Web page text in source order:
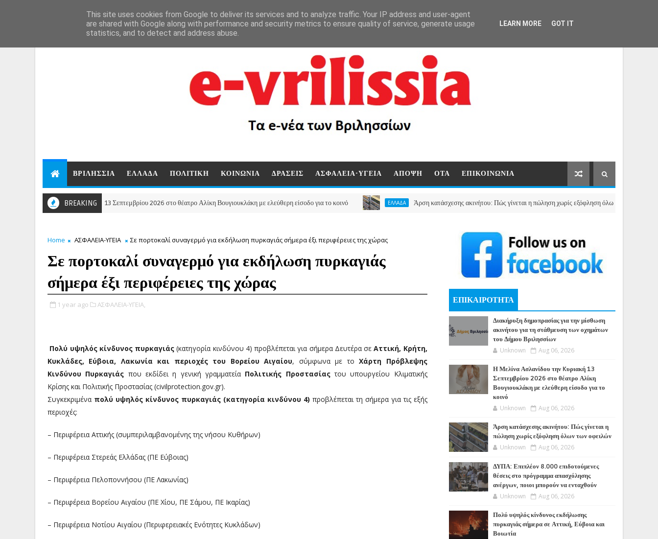
ΒΡΙΛΗΣΣΙΑ ΕΛΛΑΔΑ ΠΟΛΙΤΙΚΗ ΚΟΙΝΩΝΙΑ ΔΡΑΣΕΙΣ ΑΣΦΑΛΕΙΑ-ΥΓΕΙΑ ΑΠΟΨΗ ΟΤΑ ΕΠΙΚΟΙΝΩΝΙΑ
BREAKING
Ασλανίδου την Kυριακή 13 Σεπτεμβρίου 2026 στο θέατρο Αλίκη Βουγιουκλάκη με ελεύθερη είσοδο για το κοινό ΕΛΛΑΔΑ Άρση κατάσχεσης ακινήτου: Πώς γίνεται η πώληση χωρίς εξόφληση όλων των οφειλών
Home ΑΣΦΑΛΕΙΑ-ΥΓΕΙΑ Σε πορτοκαλί συναγερμό για εκδήλωση πυρκαγιάς σήμερα έξι περιφέρειες της χώρας
Σε πορτοκαλί συναγερμό για εκδήλωση πυρκαγιάς
σήμερα έξι περιφέρειες της χώρας
1 year ago ΑΣΦΑΛΕΙΑ-ΥΓΕΙΑ,
Πολύ υψηλός κίνδυνος πυρκαγιάς(κατηγορία κινδύνου 4) προβλέπεται για σήμερα Δευτέρα σε Αττική, Κρήτη,
Κυκλάδες, Εύβοια, Λακωνία και περιοχές του Βορείου Αιγαίου, σύμφωνα με τοΧάρτη Πρόβλεψης
Κινδύνου Πυρκαγιάς που εκδίδει η γενική γραμματείαΠολιτικής Προστασίαςτου υπουργείου Κλιματικής
Κρίσης και Πολιτικής Προστασίας (civilprotection.gov.gr).
Συγκεκριμένα πολύ υψηλός κίνδυνος πυρκαγιάς (κατηγορία κινδύνου 4) προβλέπεται τη σήμερα για τις εξής
περιοχές:
– Περιφέρεια Αττικής (συμπεριλαμβανομένης της νήσου Κυθήρων)
– Περιφέρεια Στερεάς Ελλάδας (ΠΕ Εύβοιας)
– Περιφέρεια Πελοποννήσου (ΠΕ Λακωνίας)
– Περιφέρεια Βορείου Αιγαίου (ΠΕ Χίου, ΠΕ Σάμου, ΠΕ Ικαρίας)
– Περιφέρεια Νοτίου Αιγαίου (Περιφερειακές Ενότητες Κυκλάδων)
ΕΠΙΚΑΙΡΟΤΗΤΑ
Διακήρυξη δημοπρασίας για την μίσθωση
ακινήτου για τη στάθμευση των οχημάτων
του Δήμου Βριλησσίων
Unknown Aug 06, 2026
Η Μελίνα Ασλανίδου την Kυριακή 13
Σεπτεμβρίου 2026 στο θέατρο Αλίκη
Βουγιουκλάκη με ελεύθερη είσοδο για το
κοινό
Unknown Aug 06, 2026
Άρση κατάσχεσης ακινήτου: Πώς γίνεται η
πώληση χωρίς εξόφληση όλων των οφειλών
Unknown Aug 06, 2026
ΔΥΠΑ: Επιπλέον 8.000 επιδοτούμενες
θέσεις στο πρόγραμμα απασχόλησης
ανέργων, ποιοι μπορούν να ενταχθούν
Unknown Aug 06, 2026
Πολύ υψηλός κίνδυνος εκδήλωσης
πυρκαγιάς σήμερα σε Αττική, Εύβοια και
Βοιωτία
This site uses cookies from Google to deliver its services and to analyze traffic. Your IP address and user-agent
are shared with Google along with performance and security metrics to ensure quality of service, generate usage
statistics, and to detect and address abuse.
LEARN MORE GOT IT